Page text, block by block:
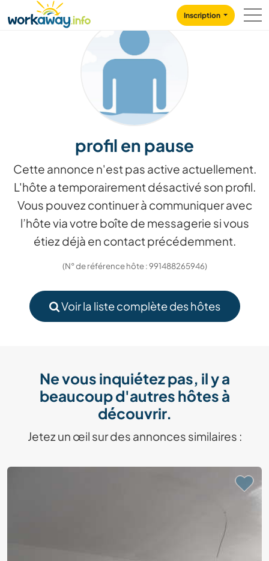
CONTENT
MAIN NAVIGATION
Inscription
profil en pause
Cette annonce n'est pas active actuellement.
L'hôte a temporairement désactivé son profil.
Vous pouvez continuer à communiquer avec
l’hôte via votre boîte de messagerie si vous
étiez déjà en contact précédemment.
(N° de référence hôte : 991488265946)
Voir la liste complète des hôtes
Ne vous inquiétez pas, il y a
beaucoup d'autres hôtes à
découvrir.
Jetez un œil sur des annonces similaires :